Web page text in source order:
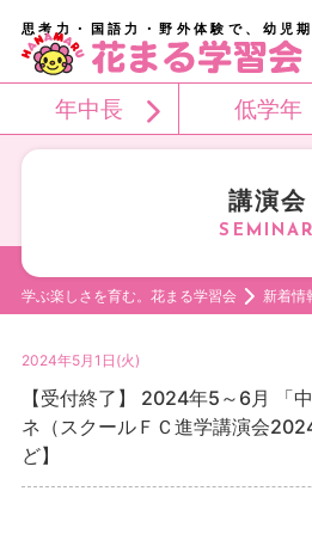
思考力・国語力・野外体験で、幼児
年中長 低学年
講演会
学ぶ楽しさを育む。花まる学習会 新着情
2024年5月1日(火)
【受付終了】 2024年5～6月 「
ネ（スクールＦＣ進学講演会
ど】